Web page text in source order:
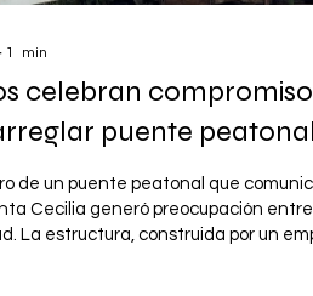
∙ 1 min
celebran
puente peatonal
de un puente peatonal que
Cecilia generó preocupación
La estructura, construida por un